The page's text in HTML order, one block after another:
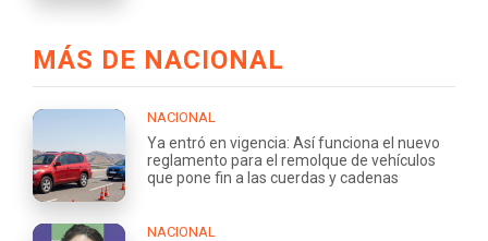
MÁS DE NACIONAL
NACIONAL
Ya entró en vigencia: Así funciona el nuevo
reglamento para el remolque de vehículos
que pone fin a las cuerdas y cadenas
NACIONAL